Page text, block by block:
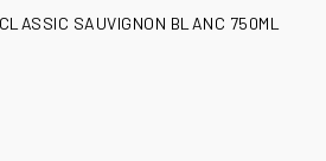
LEER MÁSSAUVIGNON BLANC 750ML